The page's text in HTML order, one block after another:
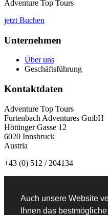
Auch unsere Website
Ihnen das
Adventure Top Tours
jetzt Buchen
Unternehmen
Über uns
Geschäftsführung
Kontaktdaten
Adventure Top Tours
Furtenbach Adventures GmbH
Höttinger Gasse 12
6020 Innsbruck
Austria
+43 (0) 512 / 204134
Newsletteranmeldung: